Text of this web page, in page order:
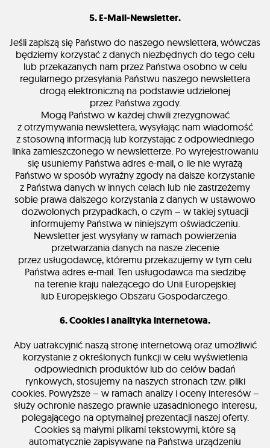
5. E-Mail-Newsletter.
Jeśli zapiszą się Państwo do naszego newslettera, wówczas
będziemy korzystać z danych niezbędnych do tego celu
lub przekazanych nam przez Państwa osobno w celu
regularnego przesyłania Państwu naszego newslettera
drogą elektroniczną na podstawie udzielonej
przez Państwa zgody.
Mogą Państwo w każdej chwili zrezygnować
z otrzymywania newslettera, wysyłając nam wiadomość
z stosowną informacją lub korzystając z odpowiedniego
linka zamieszczonego w newsletterze. Po wyrejestrowaniu
się usuniemy Państwa adres e-mail, o ile nie wyrażą
Państwo w sposób wyraźny zgody na dalsze korzystanie
z Państwa danych w innych celach lub nie zastrzeżemy
sobie prawa dalszego korzystania z danych w ustawowo
dozwolonych przypadkach, o czym – w takiej sytuacji
informujemy Państwa w niniejszym oświadczeniu.
Newsletter jest wysyłany w ramach powierzenia
przetwarzania danych na nasze zlecenie
przez usługodawcę, któremu przekazujemy w tym celu
Państwa adres e-mail. Ten usługodawca ma siedzibę
na terenie kraju należącego do Unii Europejskiej
lub Europejskiego Obszaru Gospodarczego.
6. Cookies i analityka internetowa.
Aby uatrakcyjnić naszą stronę internetową oraz umożliwić
korzystanie z określonych funkcji w celu wyświetlenia
odpowiednich produktów lub do celów badań
rynkowych, stosujemy na naszych stronach tzw. pliki
cookies. Powyższe – w ramach analizy i oceny interesów –
służy ochronie naszego prawnie uzasadnionego interesu,
polegającego na optymalnej prezentacji naszej oferty.
Cookies są małymi plikami tekstowymi, które są
automatycznie zapisywane na Państwa urządzeniu